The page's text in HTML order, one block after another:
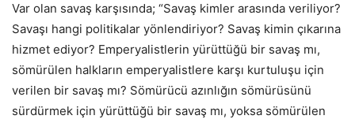
Var olan savaş karşısında; “Savaş kimler arasında veriliyor?
Savaşı hangi politikalar yönlendiriyor? Savaş kimin çıkarına
hizmet ediyor? Emperyalistlerin yürüttüğü bir savaş mı,
sömürülen halkların emperyalistlere karşı kurtuluşu için
verilen bir savaş mı? Sömürücü azınlığın sömürüsünü
sürdürmek için yürüttüğü bir savaş mı, yoksa sömürülen